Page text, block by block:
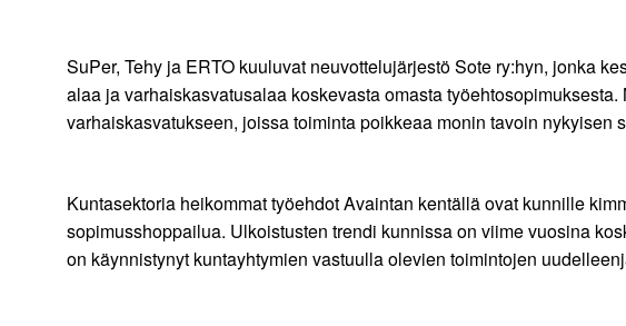
SuPer, Tehy ja ERTO kuuluvat neuvottelujärjestö Sote ry:hyn, jonka
alaa ja varhaiskasvatusalaa koskevasta omasta
varhaiskasvatukseen, joissa toiminta poikkeaa monin tavoin nykyisen
Kuntasektoria heikommat työehdot Avaintan kentällä ovat kunnille
sopimusshoppailua. Ulkoistusten trendi kunnissa on viime vuosina
on käynnistynyt kuntayhtymien vastuulla olevien toimintojen